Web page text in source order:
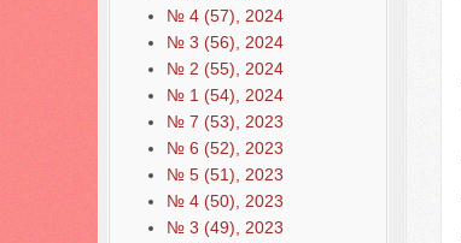
№ 4 (57), 2024
№ 3 (56), 2024
№ 2 (55), 2024
№ 1 (54), 2024
№ 7 (53), 2023
№ 6 (52), 2023
№ 5 (51), 2023
№ 4 (50), 2023
№ 3 (49), 2023